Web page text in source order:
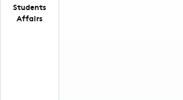
Students
Affairs